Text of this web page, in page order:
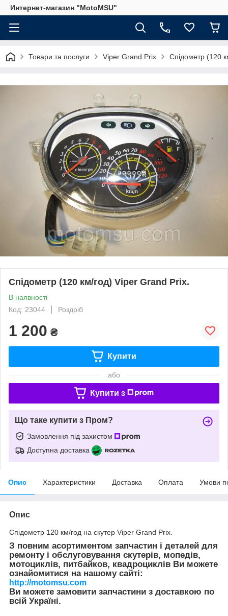
Интернет-магазин "MotoMSU"
Товари та послуги Viper Grand Prix Спідометр (120
Спідометр (120 км/год) Viper Grand Prix.
В наявності
Код: 23044
Роздріб
1 200 ₴
Купити
або
Купити з
Що таке купити з Пром?
Замовлення під захистом
Доступна доставка
Опис Характеристики Доставка Оплата Умови
Опис
Спідометр 120 км/год на скутер Viper Grand Prix.
З повним асортиментом запчастин і деталей для
ремонту і обслуговування скутерів, мопедів,
мотоциклів, питбайков, квадроциклів Ви можете
ознайомитися на нашому сайті:
http://motomsu.com
Ви можете замовити запчастини з доставкою по
всій Україні.